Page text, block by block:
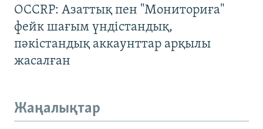
OCCRP: Азаттық пен "Мониториға"
фейк шағым үндістандық,
пәкістандық аккаунттар арқылы
жасалған
Жаңалықтар